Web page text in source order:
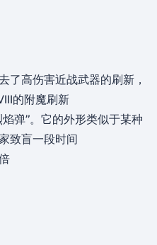
了高伤害近战武器的刷新，
的附魔刷新
弹”。它的外形类似于某种
致盲一段时间